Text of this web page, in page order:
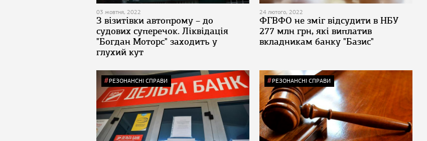
03 жовтня, 2022
З візитівки автопрому – до
судових суперечок. Ліквідація
"Богдан Моторс" заходить у
глухий кут
24 лютого, 2022
ФГВФО не зміг відсудити в НБУ
277 млн грн, які виплатив
вкладникам банку "Базис"
РЕЗОНАНСНІ СПРАВИ РЕЗОНАНСНІ СПРАВИ